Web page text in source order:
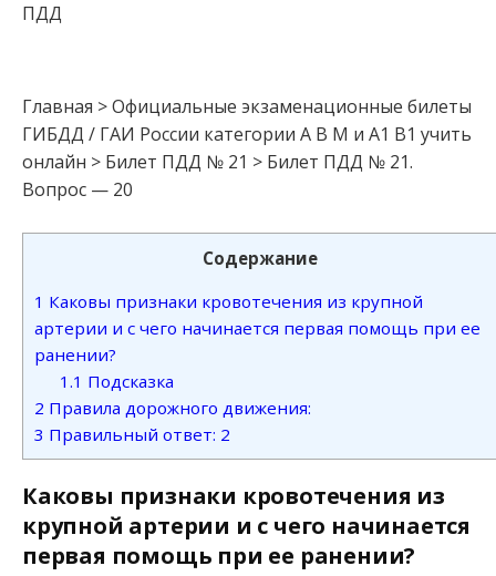
ПДД
Главная > Официальные экзаменационные билеты
ГИБДД / ГАИ России категории А В М и А1 В1 учить
онлайн > Билет ПДД № 21 > Билет ПДД № 21.
Вопрос — 20
Содержание
1 Каковы признаки кровотечения из крупной
артерии и с чего начинается первая помощь при ее
ранении?
1.1 Подсказка
2 Правила дорожного движения:
3 Правильный ответ: 2
Каковы признаки кровотечения из
крупной артерии и с чего начинается
первая помощь при ее ранении?